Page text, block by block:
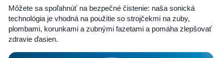
Môžete sa spoľahnúť na bezpečné čistenie: naša sonická
technológia je vhodná na použitie so strojčekmi na zuby,
plombami, korunkami a zubnými fazetami a pomáha zlepšovať
zdravie ďasien.